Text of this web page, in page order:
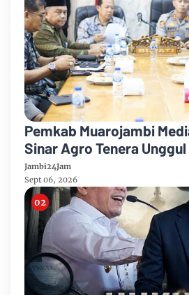
Pemkab Muarojambi
Sinar Agro Tenera
Sipin Teluk Duren
Jambi24Jam
Sept 06, 2026